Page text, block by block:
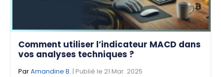
Comment utiliser l’indicateur MACD dans
vos analyses techniques ?
ParAmandine B. | Publié le 21 Mar. 2025